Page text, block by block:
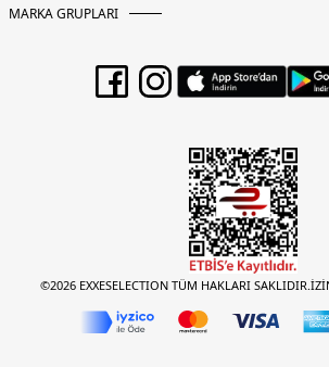
MARKA GRUPLARI
©2026 EXXESELECTION TÜM HAKLARI